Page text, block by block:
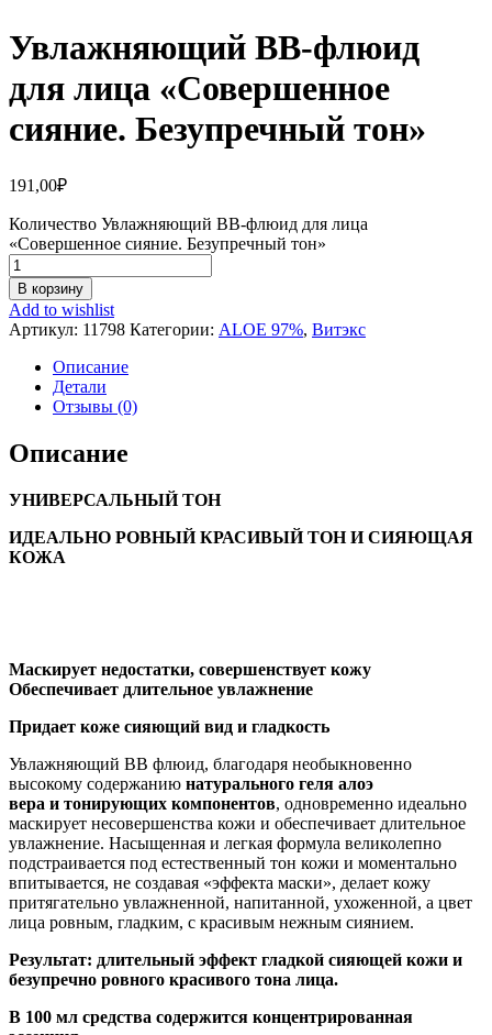
Увлажняющий ВВ-флюид
для лица «Совершенное
сияние. Безупречный тон»
191,00₽
Количество Увлажняющий ВВ-флюид для лица
«Совершенное сияние. Безупречный тон»
В корзину
Add to wishlist
Артикул: 11798 Категории: ALOE 97%, Витэкс
Описание
Детали
Отзывы (0)
Описание
УНИВЕРСАЛЬНЫЙ ТОН
ИДЕАЛЬНО РОВНЫЙ КРАСИВЫЙ ТОН И СИЯЮЩАЯ
КОЖА
Маскирует недостатки, совершенствует кожу
Обеспечивает длительное увлажнение
Придает коже сияющий вид и гладкость
Увлажняющий ВВ флюид, благодаря необыкновенно
высокому содержанию натурального геля алоэ
вера и тонирующих компонентов, одновременно идеально
маскирует несовершенства кожи и обеспечивает длительное
увлажнение. Насыщенная и легкая формула великолепно
подстраивается под естественный тон кожи и моментально
впитывается, не создавая «эффекта маски», делает кожу
притягательно увлажненной, напитанной, ухоженной, а цвет
лица ровным, гладким, с красивым нежным сиянием.
Результат: длительный эффект гладкой сияющей кожи и
безупречно ровного красивого тона лица.
В 100 мл средства содержится концентрированная